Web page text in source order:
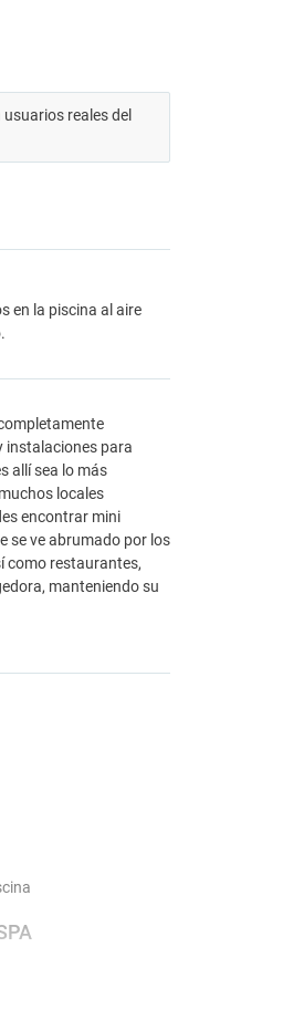
reales del
en la piscina al aire
instalaciones para
allí sea lo más
locales
encontrar mini
se ve abrumado por los
como restaurantes,
manteniendo su